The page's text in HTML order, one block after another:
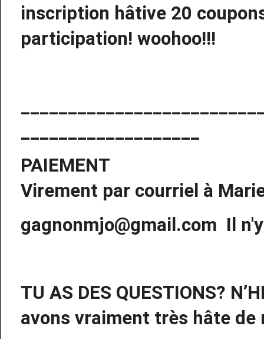
inscription hâtive 20
participation! woohoo!!!
___________________
PAIEMENT
Virement par courriel à
gagnonmjo@gmail.com Il
TU AS DES QUESTIONS?
avons vraiment très hâte de